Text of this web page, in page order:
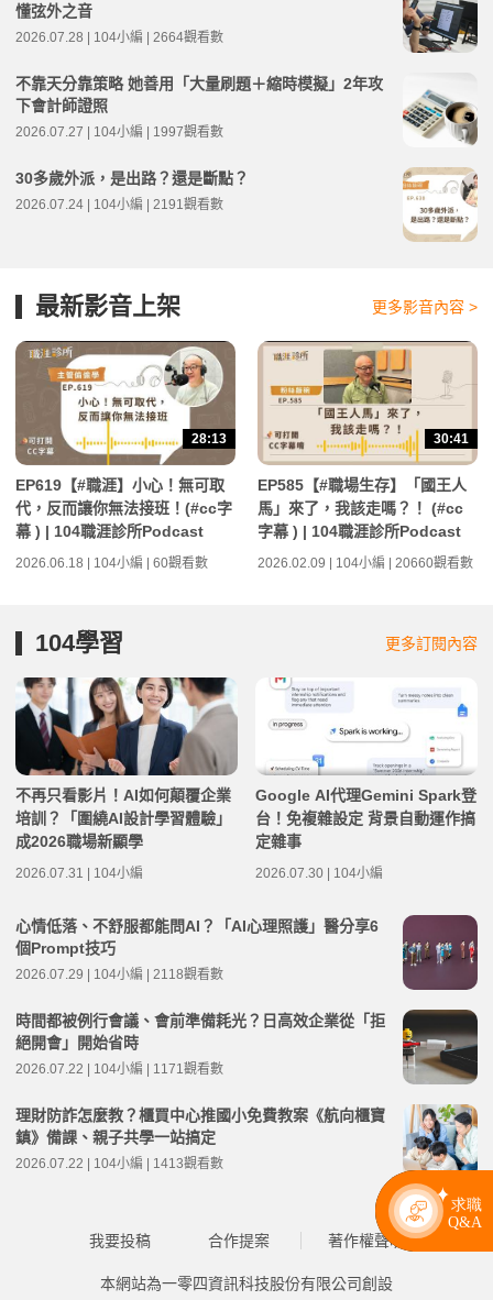
懂弦外之音
2026.07.28 | 104小編 | 2664觀看數
不靠天分靠策略 她善用「大量刷題＋縮時模擬」2年攻
下會計師證照
2026.07.27 | 104小編 | 1997觀看數
30多歲外派，是出路？還是斷點？
2026.07.24 | 104小編 | 2191觀看數
最新影音上架 更多影音內容 >
28:13
EP619【#職涯】小心！無可取
代，反而讓你無法接班！(#cc字
幕 ) | 104職涯診所Podcast
2026.06.18 | 104小編 | 60觀看數
30:41
EP585【#職場生存】「國王人
馬」來了，我該走嗎？！ (#cc
字幕 ) | 104職涯診所Podcast
2026.02.09 | 104小編 | 20660觀看數
104學習 更多訂閱內容
不再只看影片！AI如何顛覆企業
培訓？「圍繞AI設計學習體驗」
成2026職場新顯學
2026.07.31 | 104小編
Google AI代理Gemini Spark登
台！免複雜設定 背景自動運作搞
定雜事
2026.07.30 | 104小編
心情低落、不舒服都能問AI？「AI心理照護」醫分享6
個Prompt技巧
2026.07.29 | 104小編 | 2118觀看數
時間都被例行會議、會前準備耗光？日高效企業從「拒
絕開會」開始省時
2026.07.22 | 104小編 | 1171觀看數
理財防詐怎麼教？櫃買中心推國小免費教案《航向櫃寶
鎮》備課、親子共學一站搞定
2026.07.22 | 104小編 | 1413觀看數
我要投稿 合作提案 著作權聲明
本網站為一零四資訊科技股份有限公司創設